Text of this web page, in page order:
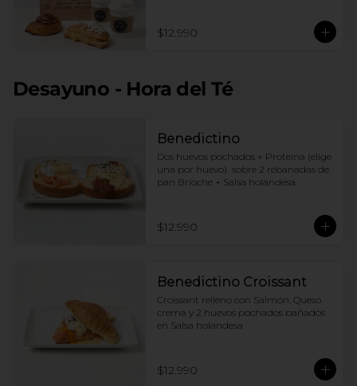
$12.990
Desayuno - Hora del Té
Benedictino
Dos huevos pochados + Proteina (elige
una por huevo)  sobre 2 rebanadas de
pan Brioche + Salsa holandesa
$12.990
Benedictino Croissant
Croissant relleno con Salmón, Queso
crema y 2 huevos pochados bañados
en Salsa holandesa
$12.990